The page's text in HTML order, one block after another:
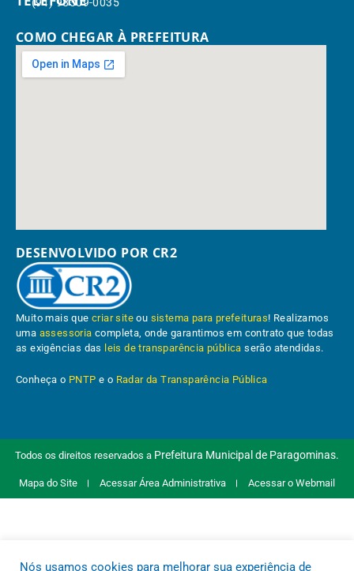
COMO CHEGAR À PREFEITURA
DESENVOLVIDO POR CR2
Muito mais quecriar site ou sistema para prefeituras! Realizamos
uma assessoria completa, onde garantimos em contrato que todas
as exigências das leis de transparência pública serão atendidas.
Conheça o PNTP e o Radar da Transparência Pública
Todos os direitos reservados a Prefeitura Municipal de Paragominas.
Mapa do Site Acessar Área Administrativa Acessar o Webmail
Nós usamos cookies para melhorar sua experiência de